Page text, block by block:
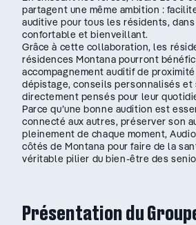
partagent une même ambition :
auditive pour tous les résidents,
confortable et bienveillant.
Grâce à cette collaboration, les
résidences Montana pourront
accompagnement auditif de
dépistage, conseils personnalisés et
directement pensés pour leur
Parce qu’une bonne audition est
connecté aux autres, préserver son
pleinement de chaque moment,
côtés de Montana pour faire de la
véritable pilier du bien-être des
Présentation du